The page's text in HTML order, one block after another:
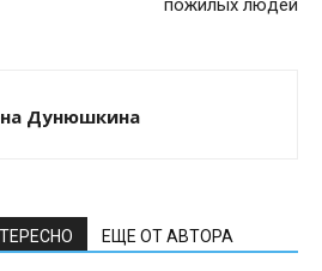
пожилых людей
Дунюшкина
ЕЩЕ ОТ АВТОРА